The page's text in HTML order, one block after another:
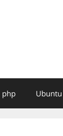
php Ubuntu